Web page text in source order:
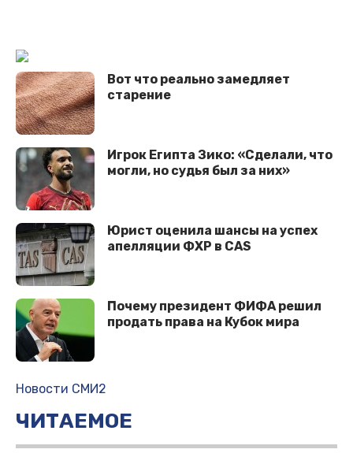
Вот что реально замедляет
старение
Игрок Египта Зико: «Сделали, что
могли, но судья был за них»
Юрист оценила шансы на успех
апелляции ФХР в CAS
Почему президент ФИФА решил
продать права на Кубок мира
Новости СМИ2
ЧИТАЕМОЕ